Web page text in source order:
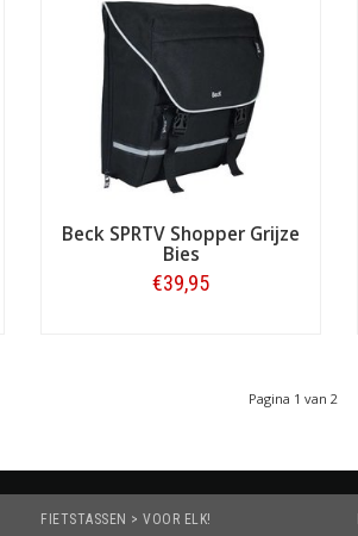
Beck SPRTV Shopper Grijze
Bies
€39,95
Pagina 1 van 2
FIETSTASSEN > VOOR ELK!